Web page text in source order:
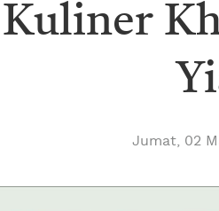
Jumat, 02